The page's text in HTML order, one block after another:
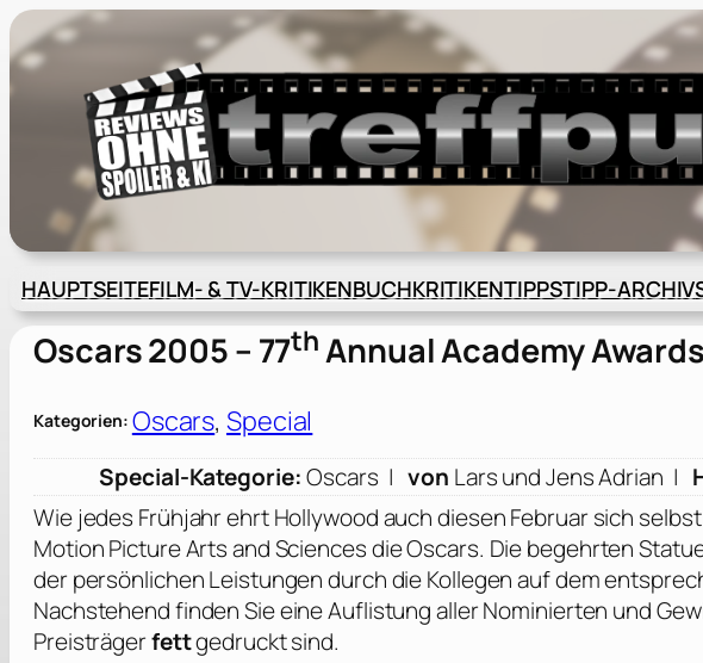
Zum
Inhalt
springen
HAUPTSEITEFILM- & TV-KRITIKENBUCHKRITIKENTIPPSTIPP-ARCHIV
Oscars 2005 – 77thAnnual Academy Awards
Kategorien: Oscars, Special
Special-Kategorie:Oscars |von Lars und Jens Adrian |
Wie jedes Frühjahr ehrt Hollywood auch diesen Februar sich
Motion Picture Arts and Sciencesdie Oscars. Die begehrten
der persönlichen Leistungen durch die Kollegen auf dem
Nachstehend finden Sie eine Auflistung aller Nominierten und
Preisträgerfettgedruckt sind.